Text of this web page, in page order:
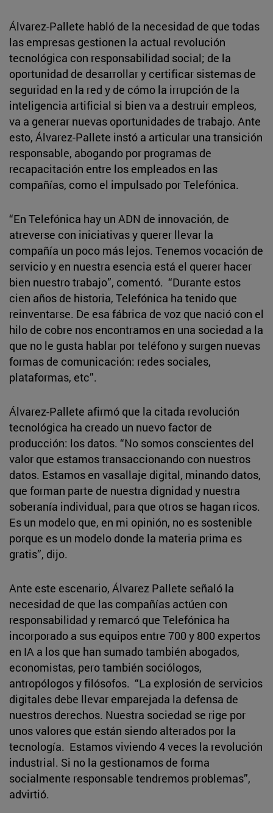
Álvarez-Pallete habló de la necesidad de que todas
las empresas gestionen la actual revolución
tecnológica con responsabilidad social; de la
oportunidad de desarrollar y certificar sistemas de
seguridad en la red y de cómo la irrupción de la
inteligencia artificial si bien va a destruir empleos,
va a generar nuevas oportunidades de trabajo. Ante
esto, Álvarez-Pallete instó a articular una transición
responsable, abogando por programas de
recapacitación entre los empleados en las
compañías, como el impulsado por Telefónica.
“En Telefónica hay un ADN de innovación, de
atreverse con iniciativas y querer llevar la
compañía un poco más lejos. Tenemos vocación de
servicio y en nuestra esencia está el querer hacer
bien nuestro trabajo”, comentó. “Durante estos
cien años de historia, Telefónica ha tenido que
reinventarse. De esa fábrica de voz que nació con el
hilo de cobre nos encontramos en una sociedad a la
que no le gusta hablar por teléfono y surgen nuevas
formas de comunicación: redes sociales,
plataformas, etc”.
Álvarez-Pallete afirmó que la citada revolución
tecnológica ha creado un nuevo factor de
producción: los datos. “No somos conscientes del
valor que estamos transaccionando con nuestros
datos. Estamos en vasallaje digital, minando datos,
que forman parte de nuestra dignidad y nuestra
soberanía individual, para que otros se hagan ricos.
Es un modelo que, en mi opinión, no es sostenible
porque es un modelo donde la materia prima es
gratis”, dijo.
Ante este escenario, Álvarez Pallete señaló la
necesidad de que las compañías actúen con
responsabilidad y remarcó que Telefónica ha
incorporado a sus equipos entre 700 y 800 expertos
en IA a los que han sumado también abogados,
economistas, pero también sociólogos,
antropólogos y filósofos. “La explosión de servicios
digitales debe llevar emparejada la defensa de
nuestros derechos. Nuestra sociedad se rige por
unos valores que están siendo alterados por la
tecnología. Estamos viviendo 4 veces la revolución
industrial. Si no la gestionamos de forma
socialmente responsable tendremos problemas”,
advirtió.